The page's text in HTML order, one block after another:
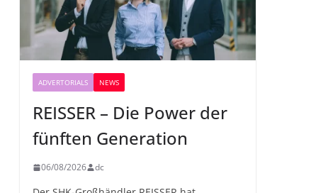
ADVERTORIALS NEWS
REISSER – Die Power der
fünften Generation
06/08/2026 dc